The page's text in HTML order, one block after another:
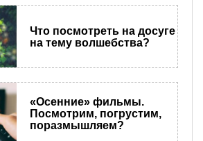
Что посмотреть на досуге
на тему волшебства?
«Осенние» фильмы.
Посмотрим, погрустим,
поразмышляем?